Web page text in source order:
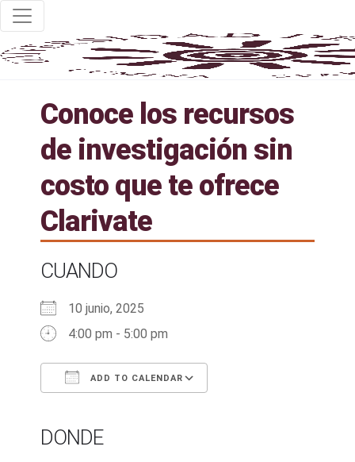
Conoce los recursos
de investigación sin
costo que te ofrece
Clarivate
CUANDO
10 junio, 2025
4:00 pm - 5:00 pm
ADD TO CALENDAR
DONDE